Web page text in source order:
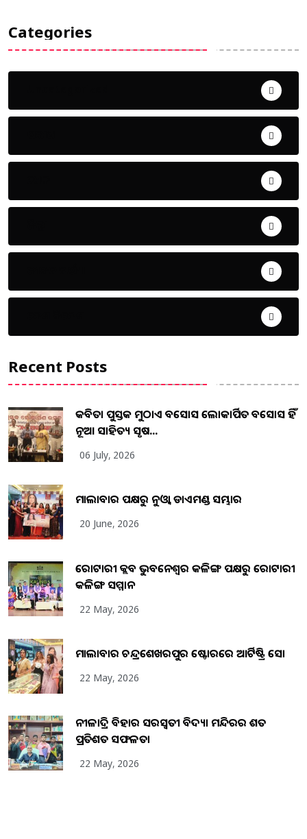
Categories
Recent Posts
କବିତା ପୁସ୍ତକ ମୁଠାଏ ଅବସୋସ ଲୋକାର୍ପିତ ଅବସୋସ ହିଁ
ନୂଆ ସାହିତ୍ୟ ସୃଷ...
06 July, 2026
ମାଲାବାର ପକ୍ଷରୁ ନୁଓ୍ବା ଡାଏମଣ୍ଡ ସମ୍ଭାର
20 June, 2026
ରୋଟାରୀ କ୍ଲବ ଭୁବନେଶ୍ୱର କଳିଙ୍ଗ ପକ୍ଷରୁ ରୋଟାରୀ
କଳିଙ୍ଗ ସମ୍ମାନ
22 May, 2026
ମାଲାବାର ଚନ୍ଦ୍ରଶେଖରପୁର ଷ୍ଟୋରରେ ଆର୍ଟିଷ୍ଟ୍ରି ସୋ
22 May, 2026
ନୀଳାଦ୍ରି ବିହାର ସରସ୍ୱତୀ ବିଦ୍ୟା ମନ୍ଦିରର ଶତ
ପ୍ରତିଶତ ସଫଳତା
22 May, 2026